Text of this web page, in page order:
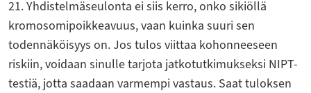
21. Yhdistelmäseulonta ei siis kerro, onko sikiöllä
kromosomipoikkeavuus, vaan kuinka suuri sen
todennäköisyys on. Jos tulos viittaa kohonneeseen
riskiin, voidaan sinulle tarjota jatkotutkimukseksi NIPT-
testiä, jotta saadaan varmempi vastaus. Saat tuloksen